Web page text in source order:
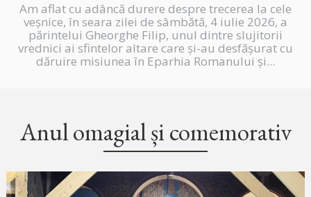
Am aflat cu adâncă durere despre trecerea la cele
veșnice, în seara zilei de sâmbătă, 4 iulie 2026, a
părintelui Gheorghe Filip, unul dintre slujitorii
vrednici ai sfintelor altare care și-au desfășurat cu
dăruire misiunea în Eparhia Romanului și...
Anul omagial și comemorativ